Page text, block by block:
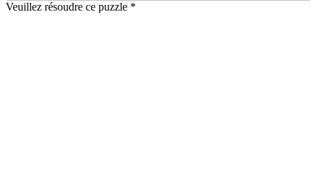
Veuillez résoudre ce puzzle *